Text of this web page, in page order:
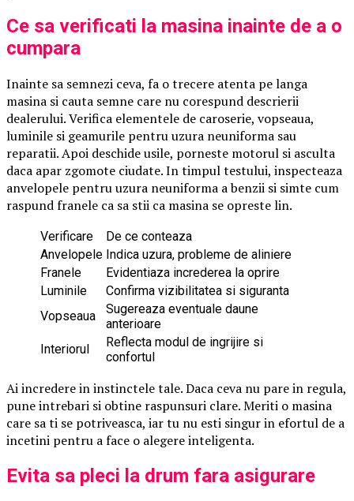
Ce sa verificati la masina inainte de a o
cumpara
Inainte sa semnezi ceva, fa o trecere atenta pe langa
masina si cauta semne care nu corespund descrierii
dealerului. Verifica elementele de caroserie, vopseaua,
luminile si geamurile pentru uzura neuniforma sau
reparatii. Apoi deschide usile, porneste motorul si asculta
daca apar zgomote ciudate. In timpul testului, inspecteaza
anvelopele pentru uzura neuniforma a benzii si simte cum
raspund franele ca sa stii ca masina se opreste lin.
Verificare
De ce conteaza
Anvelopele Indica uzura, probleme de aliniere
Franele
Evidentiaza increderea la oprire
Luminile
Confirma vizibilitatea si siguranta
Vopseaua
Sugereaza eventuale daune
anterioare
Interiorul
Reflecta modul de ingrijire si
confortul
Ai incredere in instinctele tale. Daca ceva nu pare in regula,
pune intrebari si obtine raspunsuri clare. Meriti o masina
care sa ti se potriveasca, iar tu nu esti singur in efortul de a
incetini pentru a face o alegere inteligenta.
Evita sa pleci la drum fara asigurare